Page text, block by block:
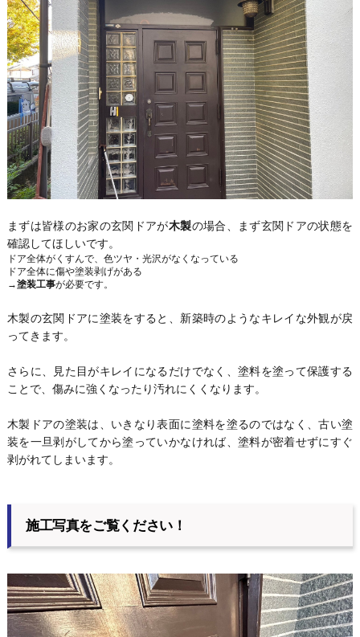
まずは皆様のお家の玄関ドアが木製の場合、まず玄関ドアの状態を
確認してほしいです。
ドア全体がくすんで、色ツヤ・光沢がなくなっている
ドア全体に傷や塗装剥げがある
→塗装工事が必要です。
木製の玄関ドアに塗装をすると、新築時のようなキレイな外観が戻
ってきます。
さらに、見た目がキレイになるだけでなく、塗料を塗って保護する
ことで、傷みに強くなったり汚れにくくなります。
木製ドアの塗装は、いきなり表面に塗料を塗るのではなく、古い塗
装を一旦剥がしてから塗っていかなければ、塗料が密着せずにすぐ
剥がれてしまいます。
施工写真をご覧ください！